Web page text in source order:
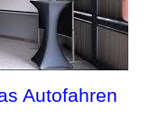
Autofahren